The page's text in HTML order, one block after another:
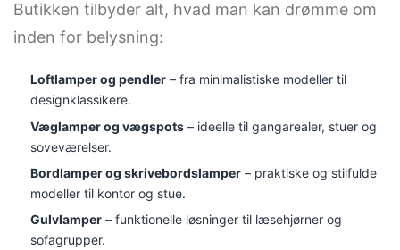
Butikken tilbyder alt, hvad man kan drømme om
inden for belysning:
Loftlamper og pendler– fra minimalistiske modeller til
designklassikere.
Væglamper og vægspots– ideelle til gangarealer, stuer og
soveværelser.
Bordlamper og skrivebordslamper– praktiske og stilfulde
modeller til kontor og stue.
Gulvlamper– funktionelle løsninger til læsehjørner og
sofagrupper.